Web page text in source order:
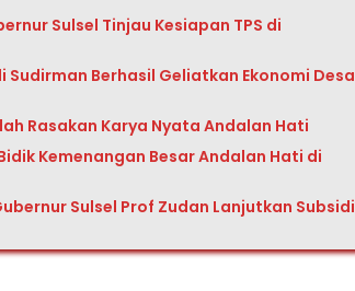
Sulsel Tinjau Kesiapan TPS di
Berhasil Geliatkan Ekonomi Desa
Rasakan Karya Nyata Andalan Hati
Kemenangan Besar Andalan Hati di
Sulsel Prof Zudan Lanjutkan Subsidi